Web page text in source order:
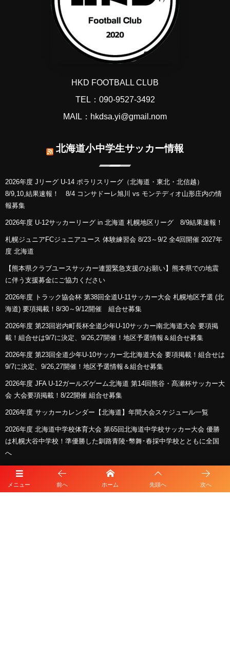
メニュー 前へ ホーム 先頭へ 次へ
HKD FOOTBALL CLUB
TEL：090-9527-3492
MAIL：hkdsa.yi@gmail.nom
北海道小中学生サッカー情報
2026年度 Jリーグ U-14 ポラリスリーグ（北海道・東北・北信越）
8/9,10,結果速報！ 8/4 コンサドーレ旭川 vs モンテディオ山形庄内の情
報募集
2026年度 U-12サッカーリーグ in 北海道 札幌地区リーグ 8/9結果速報！
札幌ジュニアFCジュニアユース 体験練習会 8/23～9/2 全4回開催 2027年
度 北海道
【熊本県クラブユースサッカー連盟緊急支援のお願い】熊本県での地震
に伴う支援募金にご協力ください
2026年度 トラック協会杯 第38回全道U-11サッカー大会 札幌地区予選 (北
海道) 要項掲載！8/30～9/12開催 組合せ募集
2026年度 第23回岩内町長杯全道少年U-10サッカー南北海道大会 要項掲
載！組合せは9/7に決定、9/26,27開催！地区予選情報＆組合せ募集
2026年度 第23回全道少年U-10サッカー北北海道大会 要項掲載！組合せは
9/7に決定、9/26,27開催！地区予選情報＆組合せ募集
2026年度 JFA U-12ガールズゲーム北海道 第14回熊谷・髙瀬杯サッカー大
会 大会要項掲載！8/22開催 組合せ募集
2026年度 サッカーカレンダー【北海道】年間大会スケジュール一覧
2026年度 北海道中学校体育大会 第65回北海道中学校サッカー大会 優勝
は札幌大谷中学校！準優勝した釧路青陵･幣舞･春採中学校とともに全国
へ
スポンサー